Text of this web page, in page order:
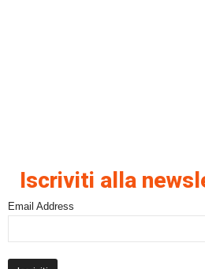
Iscriviti alla
Email Address